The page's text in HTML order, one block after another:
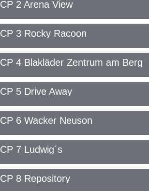
CP 2 Arena View
CP 3 Rocky Racoon
CP 4 Blakläder Zentrum am Berg
CP 5 Drive Away
CP 6 Wacker Neuson
CP 7 Ludwig´s
CP 8 Repository